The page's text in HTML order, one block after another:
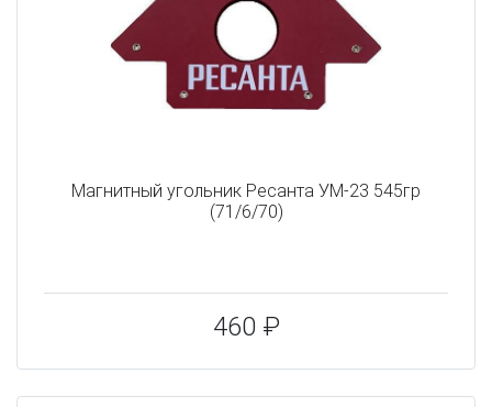
Магнитный угольник Ресанта УМ-23 545гр
(71/6/70)
460 ₽